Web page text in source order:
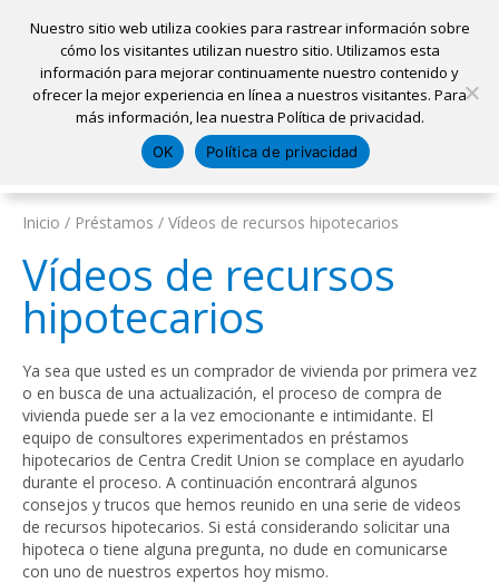
Ubicaciones Sacar una cita Solicitar un préstamo
Pagar mi préstamo Abrir una cuenta
Iniciar sesión
Inicio
Inicio / Préstamos / Vídeos de recursos hipotecarios
Vídeos de recursos
hipotecarios
Ya sea que usted es un comprador de vivienda por primera vez
o en busca de una actualización, el proceso de compra de
vivienda puede ser a la vez emocionante e intimidante. El
equipo de consultores experimentados en préstamos
hipotecarios de Centra Credit Union se complace en ayudarlo
durante el proceso. A continuación encontrará algunos
consejos y trucos que hemos reunido en una serie de videos
de recursos hipotecarios. Si está considerando solicitar una
hipoteca o tiene alguna pregunta, no dude en comunicarse
con uno de nuestros expertos hoy mismo.
Nuestro sitio web utiliza cookies para rastrear información sobre
cómo los visitantes utilizan nuestro sitio. Utilizamos esta
información para mejorar continuamente nuestro contenido y
ofrecer la mejor experiencia en línea a nuestros visitantes. Para
más información, lea nuestra Política de privacidad.
OK Política de privacidad